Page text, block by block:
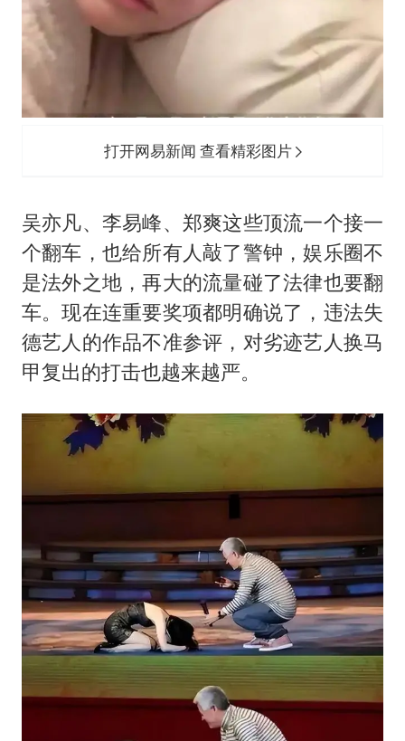
打开网易新闻 查看精彩图片
吴亦凡、李易峰、郑爽这些顶流一个接一
个翻车，也给所有人敲了警钟，娱乐圈不
是法外之地，再大的流量碰了法律也要翻
车。现在连重要奖项都明确说了，违法失
德艺人的作品不准参评，对劣迹艺人换马
甲复出的打击也越来越严。